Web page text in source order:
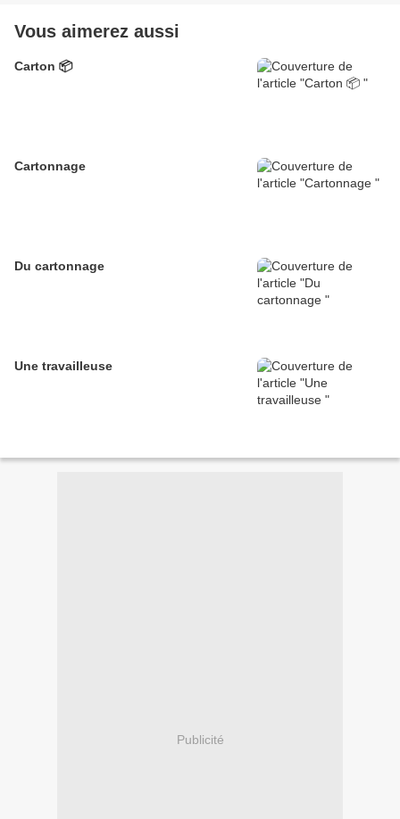
Vous aimerez aussi
Carton 📦
Cartonnage
Du cartonnage
Une travailleuse
Publicité